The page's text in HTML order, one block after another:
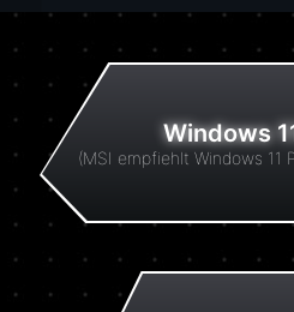
Windows
(MSI empfiehlt Windows 11